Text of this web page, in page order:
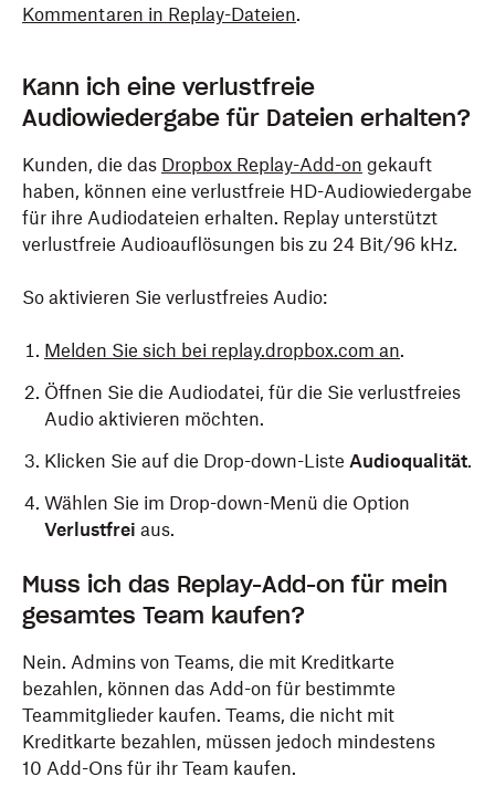
Kommentaren in Replay-Dateien.
Kann ich eine verlustfreie
Audiowiedergabe für Dateien erhalten?
Kunden, die das Dropbox Replay-Add-on gekauft
haben, können eine verlustfreie HD-Audiowiedergabe
für ihre Audiodateien erhalten. Replay unterstützt
verlustfreie Audioauflösungen bis zu 24 Bit/96 kHz.
So aktivieren Sie verlustfreies Audio:
Melden Sie sich bei replay.dropbox.com an.
Öffnen Sie die Audiodatei, für die Sie verlustfreies
Audio aktivieren möchten.
Klicken Sie auf die Drop-down-Liste Audioqualität.
Wählen Sie im Drop-down-Menü die Option
Verlustfrei aus.
Muss ich das Replay-Add-on für mein
gesamtes Team kaufen?
Nein. Admins von Teams, die mit Kreditkarte
bezahlen, können das Add-on für bestimmte
Teammitglieder kaufen. Teams, die nicht mit
Kreditkarte bezahlen, müssen jedoch mindestens
10 Add-Ons für ihr Team kaufen.